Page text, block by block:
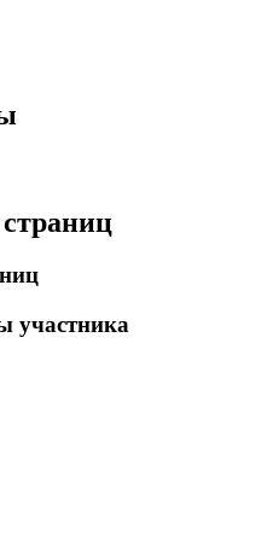
участника